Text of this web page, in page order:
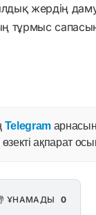
жердің
тұрмыс
Telegram
ақпарат
ҰНАМАДЫ 0